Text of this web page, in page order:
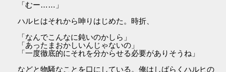
「むー……」
ハルヒはそれから呻りはじめた。時折、
「なんでこんなに鈍いのかしら」
「あったまおかしいんじゃないの」
「一度徹底的にそれを分からせる必要がありそうね」
などと物騒なことを口にしている。俺はしばらくハルヒの